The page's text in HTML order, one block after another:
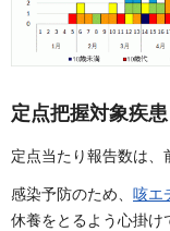
定点把握対象疾患
定点当たり報告数は、
感染予防のため、 咳エ
休養をとるよう心掛け